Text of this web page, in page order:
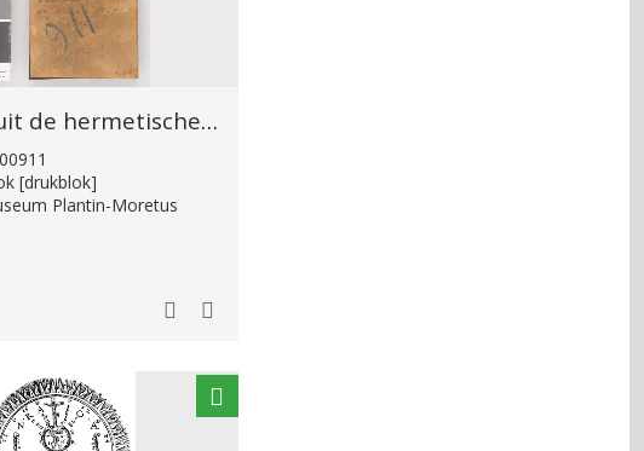
Diagram uit de hermetische kabbala
[drukblok]
Plantin-Moretus